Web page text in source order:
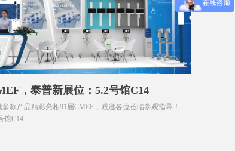
，泰普新展位：5.2号馆C14
款产品精彩亮相91届CMEF，诚邀各位莅临参观指导！
馆C14
日-11日